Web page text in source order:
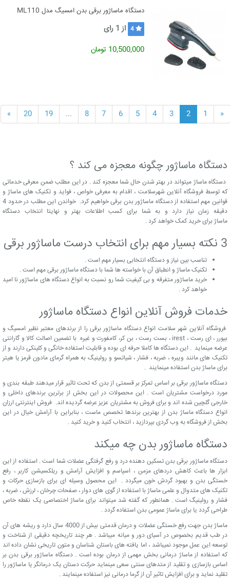
دستگاه ماساژور برقی بدن امسیگ مدل ML110
4 از 1 رای
10,500,000 تومان
«
1
2
3
4
5
6
7
8
...
19
20
»
دستگاه ماساژور چگونه معجزه می کند ؟
دستگاه ماساژ میتواند در بهتر شدن حال شما معجزه کند . در این مطلب ضمن معرفی خدماتی
که توسط فروشگاه آنلاین شهرسلامت ، اقدام به معرفی خواص ، فواید و تکنیک های ماساژ و
قوانین مهم استفاده از دستگاه ماساژور بدن برقی خواهیم کرد. خواندن این مطلب در حدود 4
دقیقه زمان نیاز دارد و به شما برای کسب اطلاعات بهتر و نهایتا انتخاب دستگاه
ماساژ برای خرید کمک خواهد کرد .
3 نکته بسیار مهم برای انتخاب درست ماساژور برقی
تناسب بین نیاز و دستگاه انتخابی بسیار مهم است .
تکنیک ماساژ و انطباق آن با خواسته ها شما با دستگاه ماساژور برقی مهم است .
خرید ماساژور متفرقه و بی کیفیت شما رو نسبت به انواع دستگاه های ماساژور نا امید
خواهد کرد .
خدمات فروش آنلاین انواع دستگاه ماساژور
فروشگاه آنلاین شهر سلامت انواع دستگاه ماساژور برقی را از برندهای معتبر نظیر امسیگ و
بیورر ، ای رست ، irest ، بست رست ، بن کر، کامفورت و غیره با تضمین اصالت کالا و گارانتی
عرضه مینماید . این دستگاه ها کاملا حرفه ای بوده و قابلیت استفاده خانگی و کلینکی دارند و از
تکنیک های مانند ویبره ، ضربه ، فشار ، شیاتسو و رولینیگ به همراه گرمای مادون قرمز یا هیتر
برای ماساژ بدن استفاده مینمایند .
دستگاه ماساژور برقی بر اساس تمرکز بر قسمتی از بدن که تحت تاثیر قرار میدهند طبقه بندی و
مورد درخواست مشتریان است . این محصولات در این بخش از برترین برندهای داخلی و
خارجی گلچین شده اند و برای فروش به مشتریان عزیز عرضه گردیده اند. فروش اینترنتی ارزان
انواع دستگاه ماساژ بدن از بهترین برندها تخصص ماست ، بنابراین با آرامش خیال در این
بخش از فروشگاه به وب گردی بپردازید ، انتخاب کنید و خرید کنید .
دستگاه ماساژور بدن چه میکند
دستگاه ماساژور برقی بدن تسکین دهنده درد و رفع گرفتگی عضلات شما است . استفاده از این
ابزار ها باعث کاهش دردهای مزمن ، اسپاسم و افزایش آرامش و ریلکسیشن کاربر ، رفع
خستگی بدن و بهبود گردش خون میگردد . این محصول وسیله ای برای بازسازی حرکات و
تکنیک های متدوال و علمی ماساژ با استفاده از گوی های دوار ، صفحات چرخان ، لرزش ، ضربه ،
فشار و رولینیگ است . همانطور که گفته شد میتواند برای ماساژ اختصاصی یک نقطه خاص
طراحی گردد یا برای ماساژ عمومی بدن استفاده گردد .
ماساژ بدن جهت رفع خستگی عضلات و درمان قدمتی بیش از 4000 سال دارد و ریشه های آن
در طب قدیم بخصوص در آسیای دور و میانه میباشد . هر چند تاریخچه دقیقی از شناخت و
توسعه این عمل موجود نمیباشد ، اما یافته های باستان شناسان و متون تاریخی نشان داده اند
که استفاده از ماساژ درمانی بخش مهمی از درمان بوده است . دستگاه ماساژور برقی بدن بر
اساس بازسازی و تقلید از متدهای سنتی سعی مینماید حرکت دستان یک درمانگر یا ماساژور را
تقلید نماید و برای افزایش تاثیر آن از گرما درمانی نیز استفاده مینمایند .